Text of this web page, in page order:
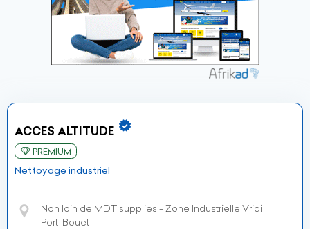
ACCES ALTITUDE
PREMIUM
Nettoyage industriel
Non loin de MDT supplies - Zone Industrielle Vridi
Port-Bouet